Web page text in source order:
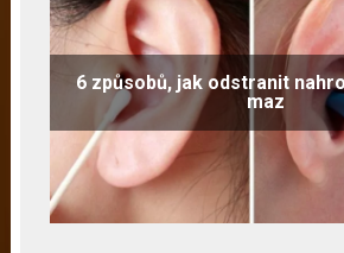
6 způsobů, jak odstranit
maz